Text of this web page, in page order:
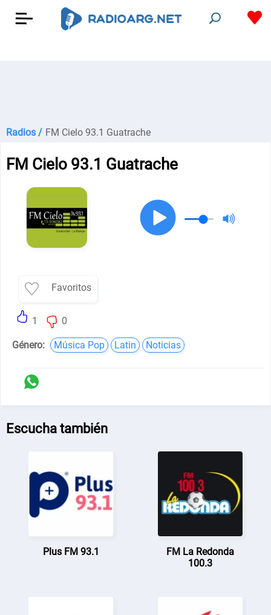
Radios / FM Cielo 93.1 Guatrache
FM Cielo 93.1 Guatrache
Favoritos
1 0
Género: Música Pop Latin Noticias
Escucha también
Plus FM 93.1
FM La Redonda
100.3